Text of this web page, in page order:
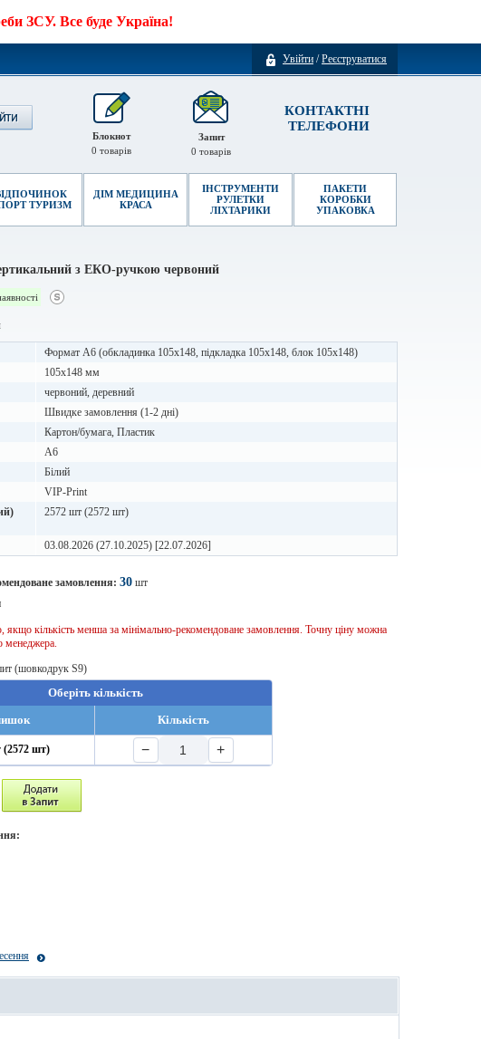
ЗСУ. Все буде Україна!
Увійти /Реєструватися
КОНТАКТНІ
ТЕЛЕФОНИ
Запит
0 товарів
Блокнот
0 товарів
ТУРИЗМ
ДІМ МЕДИЦИНА
КРАСА
ІНСТРУМЕНТИ
РУЛЕТКИ
ЛІХТАРИКИ
ПАКЕТИ
КОРОБКИ
УПАКОВКА
з ЕКО-ручкою червоний
Формат А6 (обкладинка 105х148, підкладка 105х148, блок 105х148)
105x148 мм
червоний, деревний
Швидке замовлення (1-2 дні)
Картон/бумага, Пластик
A6
Білий
VIP-Print
2572 шт (2572 шт)
03.08.2026 (27.10.2025) [22.07.2026]
замовлення: 30 шт
кількість менша за мінімально-рекомендоване замовлення. Точну ціну можна
менеджера.
(шовкодрук S9)
Оберіть кількість
Кількість
(2572 шт) − +